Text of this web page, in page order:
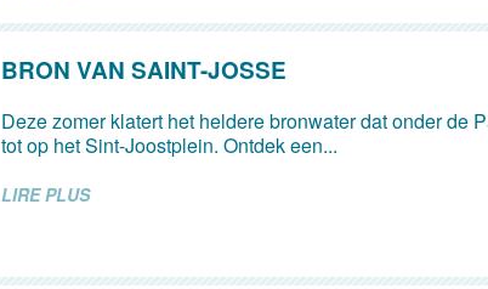
BRON VAN SAINT-JOSSE
Deze zomer klatert het heldere bronwater dat onder de
tot op het Sint-Joostplein. Ontdek een...
LIRE PLUS